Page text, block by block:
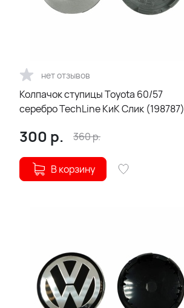
нет отзывов
Колпачок ступицы Toyota 60/57
серебро TechLine КиК Слик (198787)
300 р. 360р.
В корзину